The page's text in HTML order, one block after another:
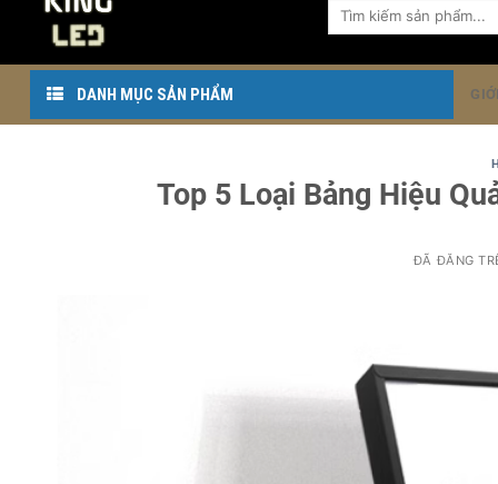
Tìm
DANH MỤC SẢN PHẨM
Top 5 Loại Bảng Hiệu
ĐÃ ĐĂNG